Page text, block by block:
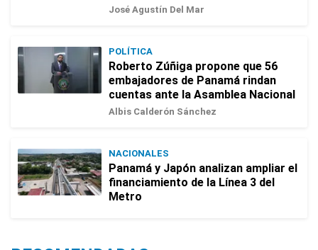
José Agustín Del Mar
POLÍTICA
Roberto Zúñiga propone que 56
embajadores de Panamá rindan
cuentas ante la Asamblea Nacional
Albis Calderón Sánchez
NACIONALES
Panamá y Japón analizan ampliar el
financiamiento de la Línea 3 del
Metro